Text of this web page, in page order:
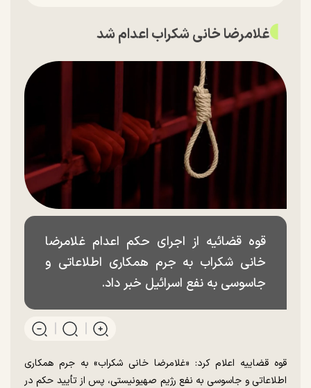
غلامرضا خانی شکراب اعدام شد
قوه قضائیه از اجرای حکم اعدام غلامرضا
خانی شکراب به جرم همکاری اطلاعاتی و
جاسوسی به نفع اسرائیل خبر داد.
قوه قضاییه اعلام کرد: «غلامرضا خانی شکراب» به جرم همکاری
اطلاعاتی و جاسوسی به نفع رژیم صهیونیستی، پس از تأیید حکم در